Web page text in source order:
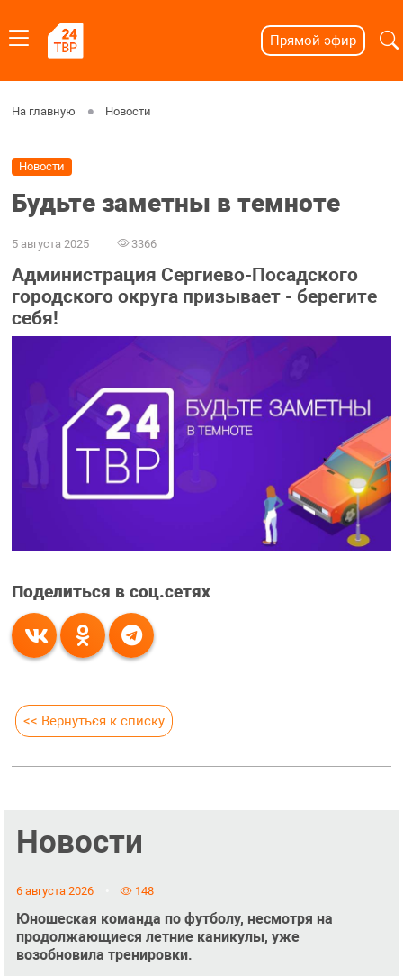
Прямой эфир
На главную Новости
Новости
Будьте заметны в темноте
5 августа 2025 3366
Администрация Сергиево-Посадского
городского округа призывает - берегите
себя!
Поделиться в соц.сетях
<< Вернуться к списку
Новости
6 августа 2026 148
Юношеская команда по футболу, несмотря на
продолжающиеся летние каникулы, уже
возобновила тренировки.